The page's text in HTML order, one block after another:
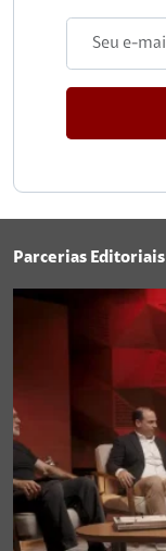
Parcerias Editoriais